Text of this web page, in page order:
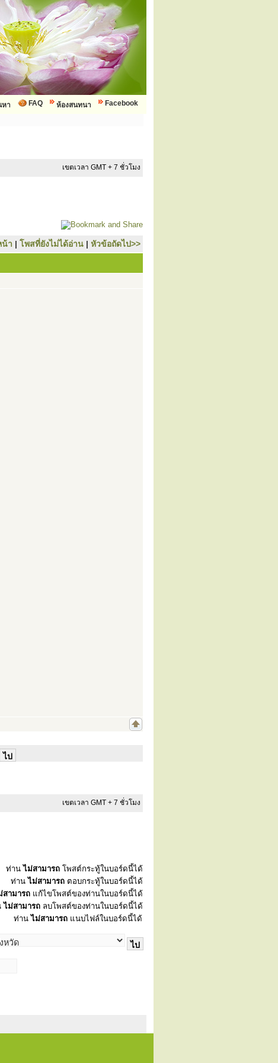
Facebook
ห้องสนทนา
FAQ
หา
เขตเวลา GMT + 7 ชั่วโมง
น้า | โพสที่ยังไม่ได้อ่าน | หัวข้อถัดไป>>
เขตเวลา GMT + 7 ชั่วโมง
ท่านไม่สามารถ โพสต์กระทู้ในบอร์ดนี้ได้
ท่านไม่สามารถ ตอบกระทู้ในบอร์ดนี้ได้
สามารถ แก้ไขโพสต์ของท่านในบอร์ดนี้ได้
ไม่สามารถ ลบโพสต์ของท่านในบอร์ดนี้ได้
ท่านไม่สามารถ แนบไฟล์ในบอร์ดนี้ได้